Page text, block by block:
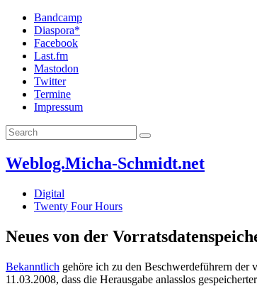
Bandcamp
Diaspora*
Facebook
Last.fm
Mastodon
Twitter
Termine
Impressum
Weblog.Micha-Schmidt.net
Digital
Twenty Four Hours
Neues von der
Bekanntlich gehöre ich zu den Beschwerdeführern der
11.03.2008, dass die Herausgabe anlasslos